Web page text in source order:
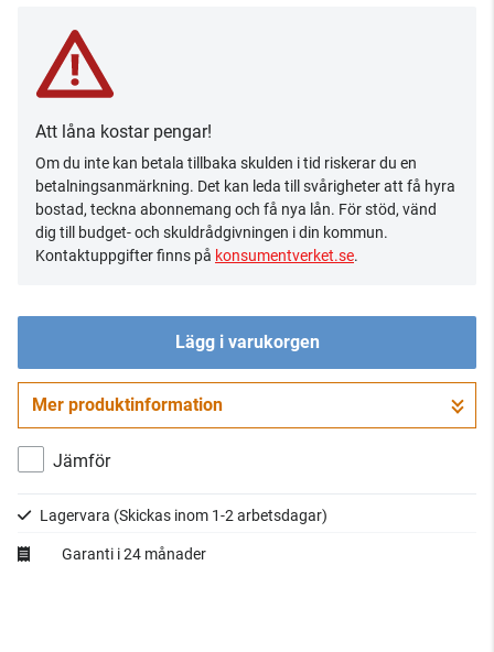
Att låna kostar pengar!
Om du inte kan betala tillbaka skulden i tid riskerar du en
betalningsanmärkning. Det kan leda till svårigheter att få hyra
bostad, teckna abonnemang och få nya lån. För stöd, vänd
dig till budget- och skuldrådgivningen i din kommun.
Kontaktuppgifter finns på konsumentverket.se.
Lägg i varukorgen
Gå till kassan
Mer produktinformation
Jämför
Lagervara (Skickas inom 1-2 arbetsdagar)
Garanti i 24 månader